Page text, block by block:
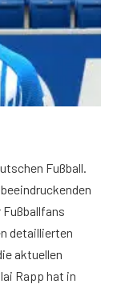
Fußball.
detaillierten
aktuellen
Rapp hat in